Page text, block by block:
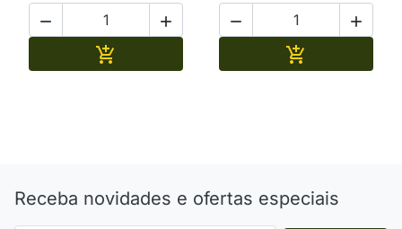
 

 

Receba novidades e ofertas especiais